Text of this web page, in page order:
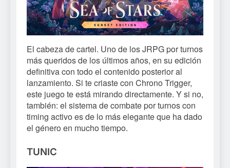
El cabeza de cartel. Uno de los JRPG por turnos
más queridos de los últimos años, en su edición
definitiva con todo el contenido posterior al
lanzamiento. Si te criaste con Chrono Trigger,
este juego te está mirando directamente. Y si no,
también: el sistema de combate por turnos con
timing activo es de lo más elegante que ha dado
el género en mucho tiempo.
TUNIC